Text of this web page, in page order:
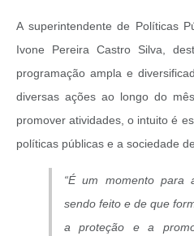
A superintendente de Políticas
Ivone Pereira Castro Silva,
programação ampla e
diversas ações ao longo do
promover atividades, o intuito é
políticas públicas e a sociedade
“É um momento para
sendo feito e de que
a proteção e a